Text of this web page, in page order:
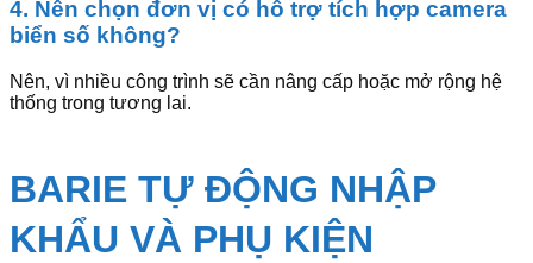
4. Nên chọn đơn vị có hỗ trợ tích hợp camera
biển số không?
Nên, vì nhiều công trình sẽ cần nâng cấp hoặc mở rộng hệ
thống trong tương lai.
BARIE TỰ ĐỘNG NHẬP
KHẨU VÀ PHỤ KIỆN